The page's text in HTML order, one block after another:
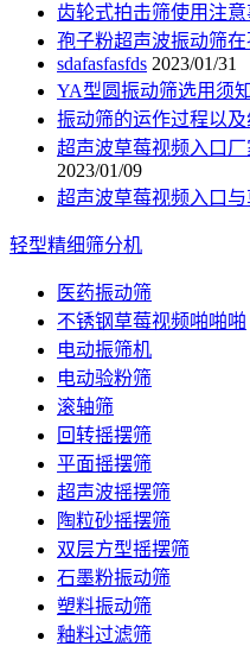
齿轮式拍击筛使用注
孢子粉超声波振动筛
sdafasfasfds 2023/01/31
YA型圆振动筛选用须
振动筛的运作过程以
超声波草莓视频入口
2023/01/09
超声波草莓视频入口
轻型精细筛分机
医药振动筛
不锈钢草莓视频啪啪啪
电动振筛机
电动验粉筛
滚轴筛
回转摇摆筛
平面摇摆筛
超声波摇摆筛
陶粒砂摇摆筛
双层方型摇摆筛
石墨粉振动筛
塑料振动筛
釉料过滤筛